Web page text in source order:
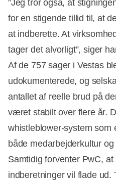
”Jeg tror også, at
for en stigende tillid til, at
at indberette. At
tager det alvorligt”, siger
Af de 757 sager i Vestas
udokumenterede, og
antallet af reelle brud på
været stabilt over flere år.
whistleblower-system som
både medarbejderkultur
Samtidig forventer PwC, at
indberetninger vil flade ud.